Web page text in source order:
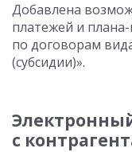
Добавлена
платежей и
по договорам
(субсидии)».
с